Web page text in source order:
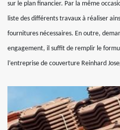
sur le plan financier. Par la même
liste des différents travaux à réaliser
fournitures nécessaires. En outre,
engagement, il suffit de remplir le
l’entreprise de couverture Reinhard